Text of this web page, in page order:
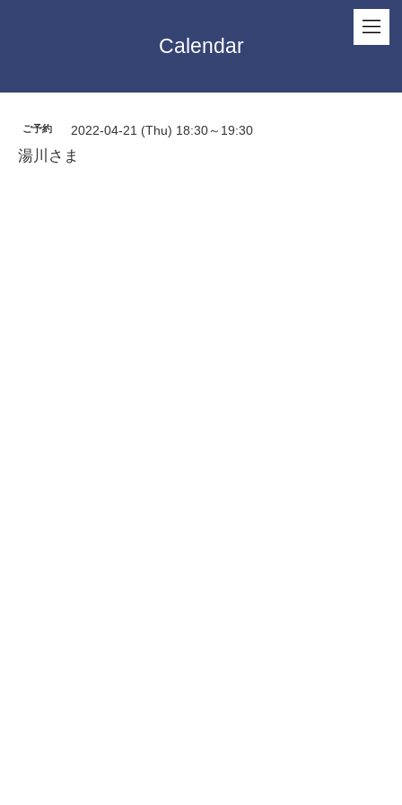
Calendar
ご予約 2022-04-21 (Thu) 18:30～19:30
湯川さま